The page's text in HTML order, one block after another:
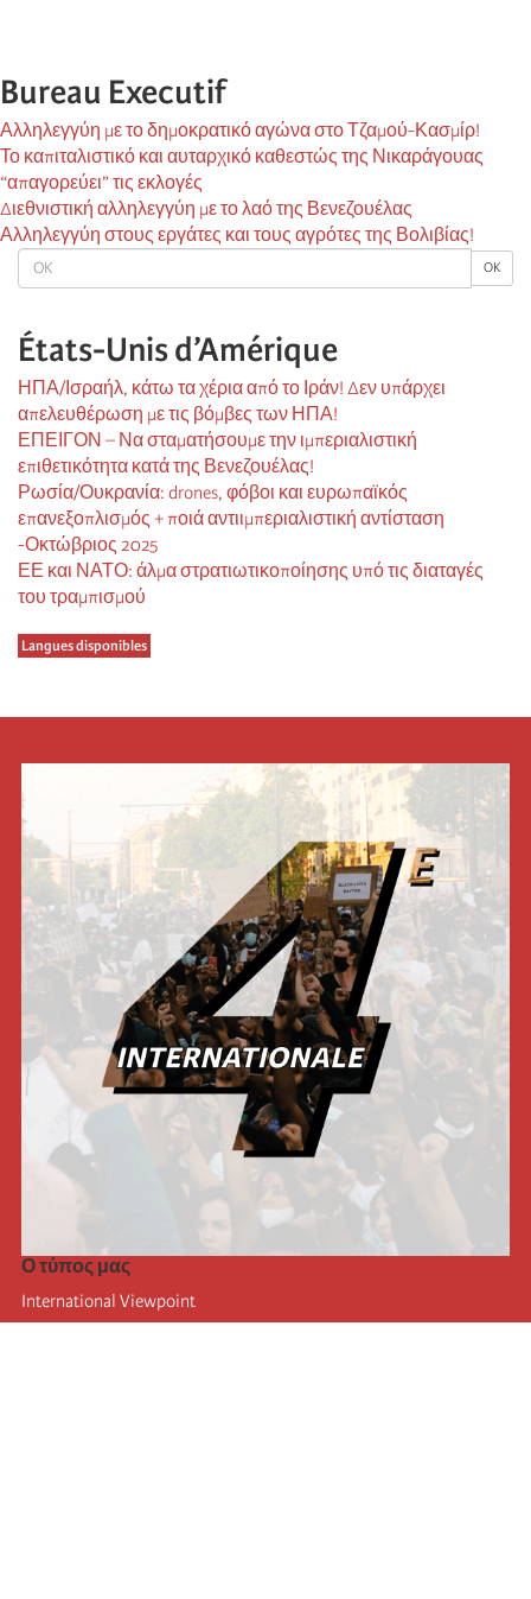
OK OK
États-Unis d’Amérique
ΗΠΑ/Ισραήλ, κάτω τα χέρια από το Ιράν! Δεν υπάρχει
απελευθέρωση με τις βόμβες των ΗΠΑ!
ΕΠΕΙΓΟΝ – Να σταματήσουμε την ιμπεριαλιστική
επιθετικότητα κατά της Βενεζουέλας!
Ρωσία/Ουκρανία: drones, φόβοι και ευρωπαϊκός
επανεξοπλισμός + ποιά αντιιμπεριαλιστική αντίσταση
-Οκτώβριος 2025
ΕΕ και ΝΑΤΟ: άλμα στρατιωτικοποίησης υπό τις διαταγές
του τραμπισμού
Langues disponibles
Bureau Executif
Αλληλεγγύη με το δημοκρατικό αγώνα στο Τζαμού-Κασμίρ!
Το καπιταλιστικό και αυταρχικό καθεστώς της Νικαράγουας
“απαγορεύει” τις εκλογές
Διεθνιστική αλληλεγγύη με το λαό της Βενεζουέλας
Αλληλεγγύη στους εργάτες και τους αγρότες της Βολιβίας!
Ο τύπος μας
International Viewpoint